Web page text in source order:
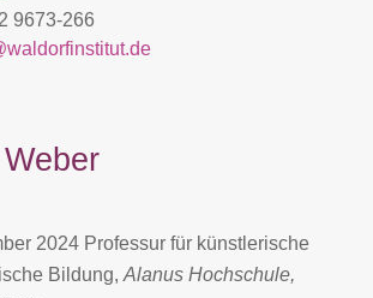
9673-266
2024 Professur für künstlerische
Bildung, Alanus Hochschule,